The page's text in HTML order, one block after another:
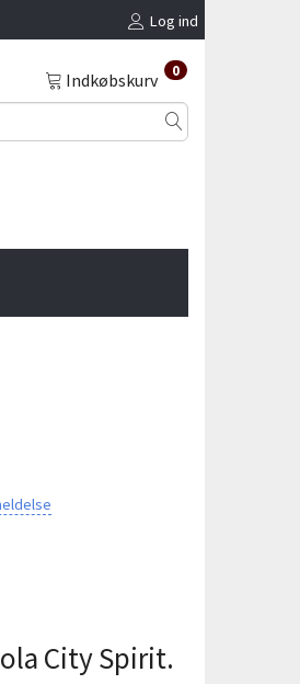
Log ind
Indkøbskurv 0
City Spirit.